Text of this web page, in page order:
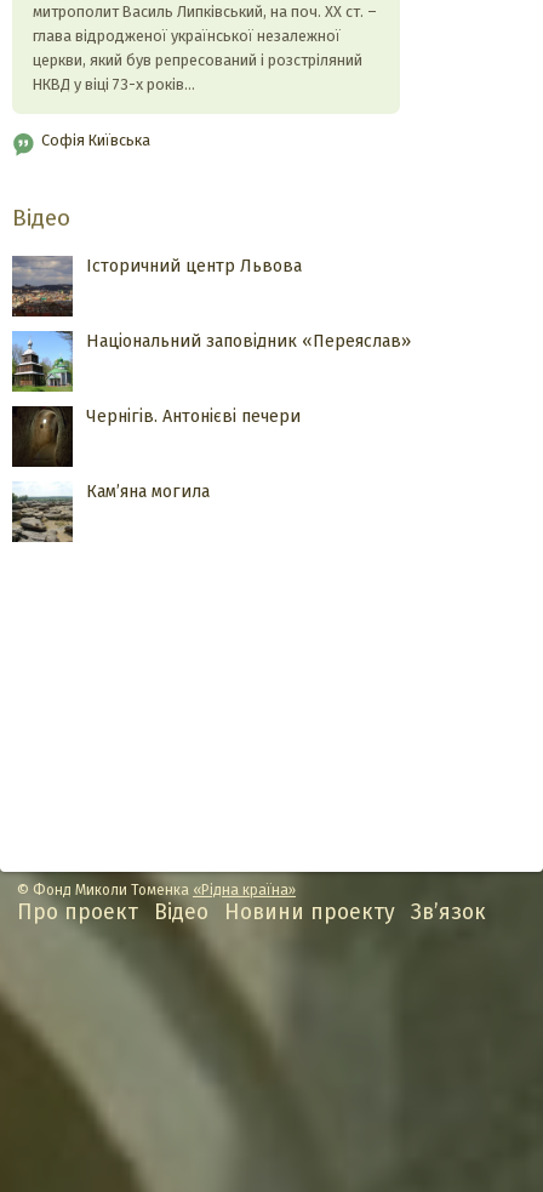
митрополит Василь Липківський, на поч. ХХ ст. –
глава відродженої української незалежної
церкви, який був репресований і розстріляний
НКВД у віці 73-х років…
Софія Київська
Відео
Історичний центр Львова
Національний заповідник «Переяслав»
Чернігів. Антонієві печери
Кам’яна могила
Про проект Відео Новини проекту Зв’язок
© Фонд Миколи Томенка «Рідна країна»